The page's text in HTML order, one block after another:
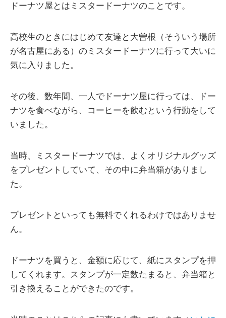
ドーナツ屋とはミスタードーナツのことです。
高校生のときにはじめて友達と大曽根（そういう場所
が名古屋にある）のミスタードーナツに行って大いに
気に入りました。
その後、数年間、一人でドーナツ屋に行っては、ドー
ナツを食べながら、コーヒーを飲むという行動をして
いました。
当時、ミスタードーナツでは、よくオリジナルグッズ
をプレゼントしていて、その中に弁当箱がありまし
た。
プレゼントといっても無料でくれるわけではありませ
ん。
ドーナツを買うと、金額に応じて、紙にスタンプを押
してくれます。スタンプが一定数たまると、弁当箱と
引き換えることができたのです。